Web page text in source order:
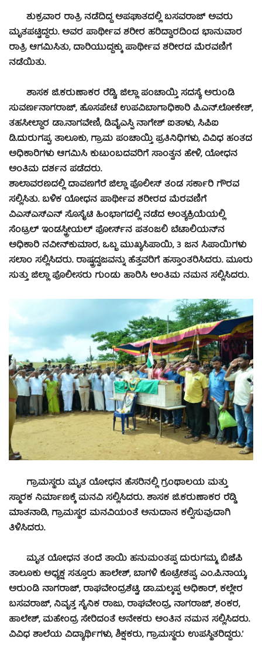
ಶುಕ್ರವಾರ ರಾತ್ರಿ ನಡೆದಿದ್ದ ಅಪಘಾತದಲ್ಲಿ ಬಸವರಾಜ್ ಅವರು
ಮೃತಪಟ್ಟಿದ್ದರು. ಅವರ ಪಾರ್ಥೀವ ಶರೀರ ಹರಿದ್ವಾರದಿಂದ ಭಾನುವಾರ
ರಾತ್ರಿ ಆಗಮಿಸಿತು, ದಾರಿಯುದ್ದಕ್ಕು ಪಾರ್ಥೀವ ಶರೀರದ ಮೆರವಣಿಗೆ
ನಡೆಯಿತು.
ಶಾಸಕ ಜಿ.ಕರುಣಾಕರ ರೆಡ್ಡಿ, ಜಿಲ್ಲಾ ಪಂಚಾಯ್ತಿ ಸದಸ್ಯೆ ಅರುಂಡಿ
ಸುವರ್ಣನಾಗರಾಜ್, ಹೊಸಪೇಟೆ ಉಪವಿಬಾಗಾಧಿಕಾರಿ ಪಿ.ಎನ್.ಲೋಕೇಶ್,
ತಹಸೀಲ್ದಾರ ಡಾ.ನಾಗವೇಣಿ, ಡಿವೈಎಸ್ಪಿ ನಾಗೇಶ್ ಐತಾಳು, ಸಿಪಿಐ
ಡಿ.ದುರುಗಪ್ಪ, ತಾಲೂಕು, ಗ್ರಾಮ ಪಂಚಾಯ್ತಿ ಪ್ರತಿನಿಧಿಗಳು, ವಿವಿಧ ಹಂತದ
ಅಧಿಕಾರಿಗಳು ಆಗಮಿಸಿ ಕುಟುಂಬದವರಿಗೆ ಸಾಂತ್ವನ ಹೇಳಿ, ಯೋಧನ
ಅಂತಿಮ ದರ್ಶನ ಪಡೆದರು.
ಶಾಲಾವರಣದಲ್ಲಿ ದಾವಣಗೆರೆ ಜಿಲ್ಲಾ ಪೊಲೀಸ್ ತಂಡ ಸರ್ಕಾರಿ ಗೌರವ
ಸಲ್ಲಿಸಿತು. ಬಳಿಕ ಯೋಧನ ಪಾರ್ಥೀವ ಶರೀರದ ಮೆರವಣಿಗೆ
ವಿಎಸ್‍ಎಸ್‍ಎನ್ ಸೊಸೈಟಿ ಹಿಂಭಾಗದಲ್ಲಿ ನಡೆದ ಅಂತ್ಯಕ್ರಿಯೆಯಲ್ಲಿ
ಸೆಂಟ್ರಲ್ ಇಂಡಸ್ಟ್ರೀಯಲ್ ಪೋರ್ಸ್‍ನ ಪತಂಜಲಿ ಬೆಟಾಲಿಯನ್‍ನ
ಅಧಿಕಾರಿ ನವೀನ್‍ಕುಮಾರ, ಒಬ್ಬ ಮುಖ್ಯಸಿಪಾಯಿ, 3 ಜನ ಸಿಪಾಯಿಗಳು
ಸಲಾಂ ಸಲ್ಲಿಸಿದರು. ರಾಷ್ಟ್ರದ್ವಜವನ್ನು ಹೆತ್ತವರಿಗೆ ಹಸ್ತಾಂತರಿಸಿದರು. ಮೂರು
ಸುತ್ತು ಜಿಲ್ಲಾ ಪೊಲೀಸರು ಗುಂಡು ಹಾರಿಸಿ ಅಂತಿಮ ನಮನ ಸಲ್ಲಿಸಿದರು.
ಗ್ರಾಮಸ್ಥರು ಮೃತ ಯೋಧನ ಹೆಸರಿನಲ್ಲಿ ಗ್ರಂಥಾಲಯ ಮತ್ತು
ಸ್ಮಾರಕ ನಿರ್ಮಾಣಕ್ಕೆ ಮನವಿ ಸಲ್ಲಿಸಿದರು. ಶಾಸಕ ಜಿ.ಕರುಣಾಕರ ರೆಡ್ಡಿ
ಮಾತನಾಡಿ, ಗ್ರಾಮಸ್ಥರ ಮನವಿಯಂತೆ ಅನುದಾನ ಕಲ್ಪಿಸುವುದಾಗಿ
ತಿಳಿಸಿದರು.
ಮೃತ ಯೋಧನ ತಂದೆ ತಾಯಿ ಹನುಮಂತಪ್ಪ ದುರುಗಮ್ಮ, ಬಿಜೆಪಿ
ತಾಲೂಕು ಅಧ್ಯಕ್ಷ ಸತ್ತೂರು ಹಾಲೇಶ್, ಬಾಗಳಿ ಕೊಟ್ರೇಶಪ್ಪ, ಎಂ.ಪಿ.ನಾಯ್ಕ,
ಅರುಂಡಿ ನಾಗರಾಜ್, ರಾಘವೇಂದ್ರಶೆಟ್ಟಿ, ಡಾ.ಮಲ್ಕಪ್ಪ ಅಧಿಕಾರ್, ಕಲ್ಲೇರ
ಬಸವರಾಜ್, ನಿವೃತ್ತ ಸೈನಿಕ ರಾಜು, ರಾಘವೇಂದ್ರ, ನಾಗರಾಜ್, ಶಂಕರ,
ಹಾಲೇಶ್, ಮಹೇಂದ್ರ ಸೇರಿದಂತೆ ಅನೇಕರು ಅಂತಿನ ನಮನ ಸಲ್ಲಿಸಿದರು.
ವಿವಿಧ ಶಾಲೆಯ ವಿದ್ಯಾರ್ಥಿಗಳು, ಶಿಕ್ಷಕರು, ಗ್ರಾಮಸ್ಥರು ಉಪಸ್ಥಿತರಿದ್ದರು.’